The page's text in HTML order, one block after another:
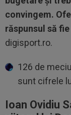
convingem.
răspunsul să
digisport.ro.
126 de
sunt cifrele
Ioan Ovidiu